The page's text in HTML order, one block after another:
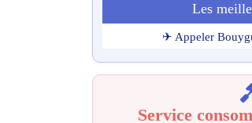
Les
✈ Appeler
Service